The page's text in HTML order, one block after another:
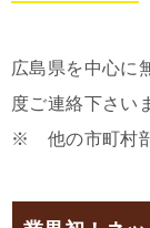
広島県を中心に
度ご連絡下さい
※ 他の市町村部